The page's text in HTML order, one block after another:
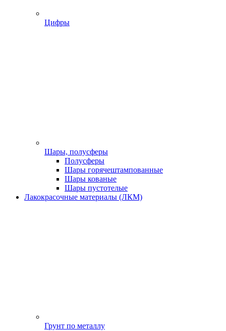
Цифры
Шары, полусферы
Полусферы
Шары горячештампованные
Шары кованые
Шары пустотелые
Лакокрасочные материалы (ЛКМ)
Грунт по металлу